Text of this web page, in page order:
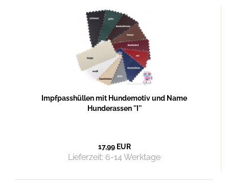
Impfpasshüllen mit Hundemotiv und Name
Hunderassen ''I''
17,99 EUR
Lieferzeit: 6-14 Werktage